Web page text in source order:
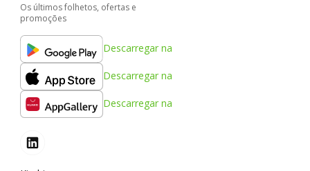
Os últimos folhetos, ofertas e
promoções
Descarregar na
Descarregar na
Descarregar na